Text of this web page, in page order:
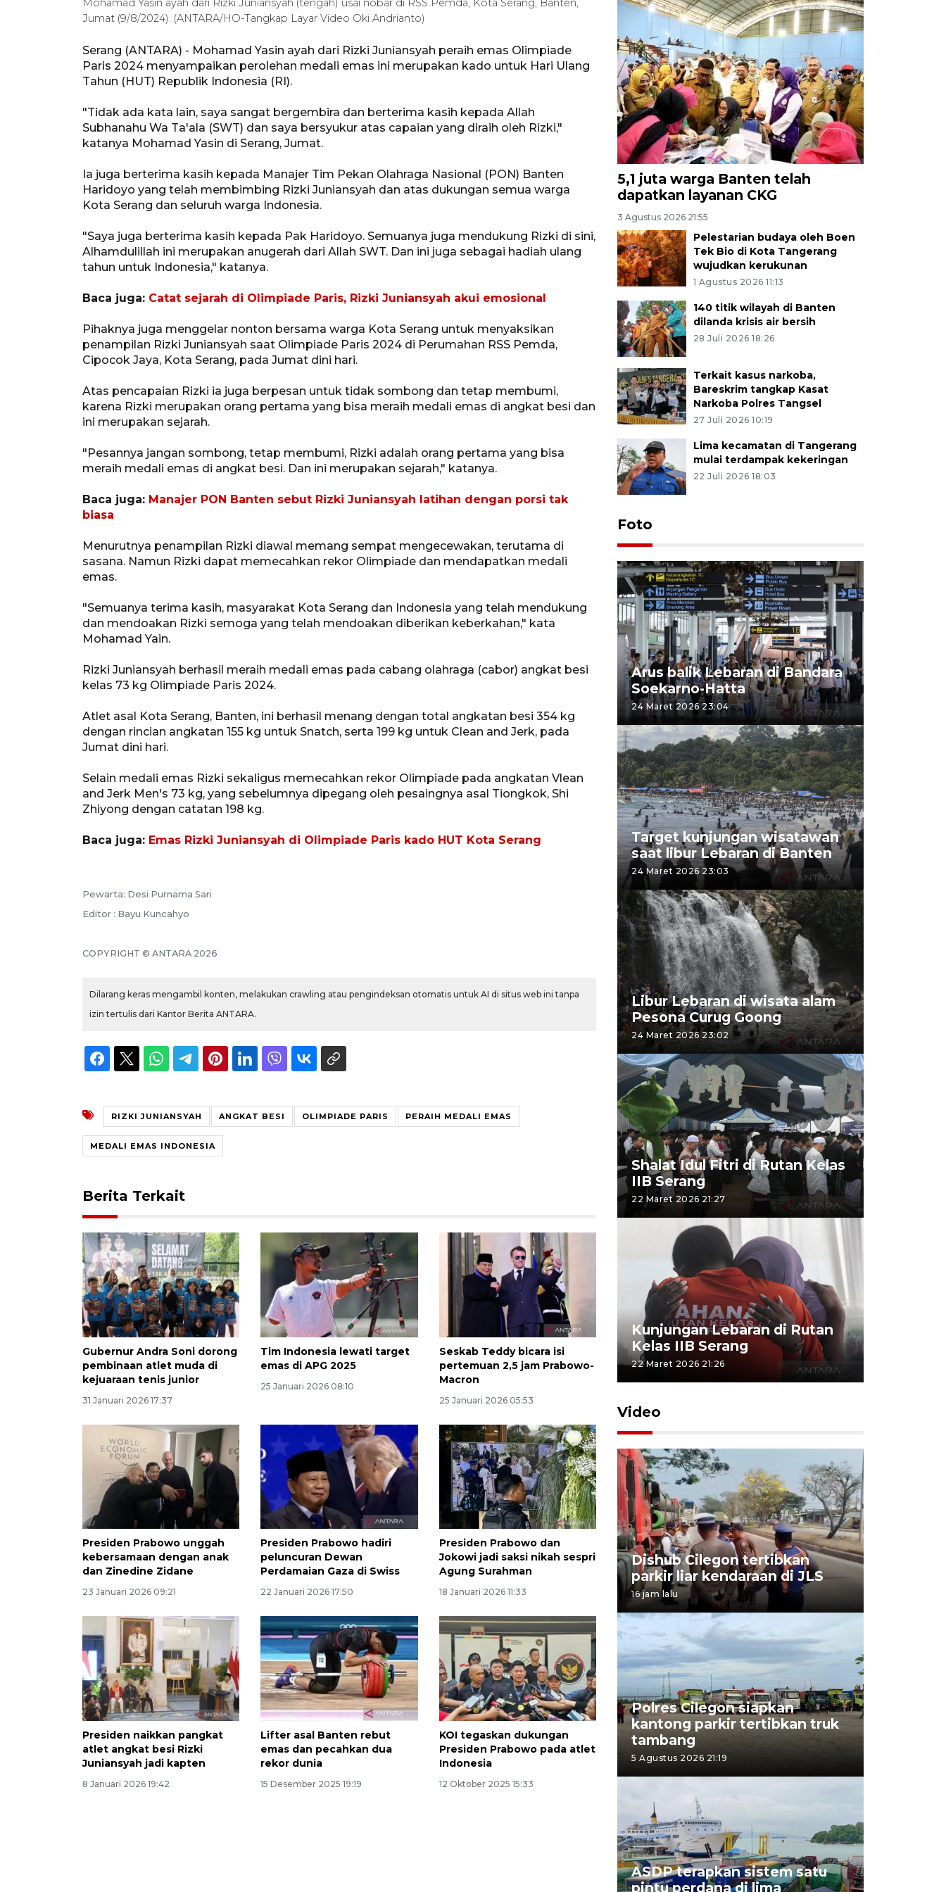
Mohamad Yasin ayah dari Rizki Juniansyah (tengah) usai nobar di RSS Pemda, Kota Serang, Banten,
Jumat (9/8/2024). (ANTARA/HO-Tangkap Layar Video Oki Andrianto)
Serang (ANTARA) - Mohamad Yasin ayah dari Rizki Juniansyah peraih emas Olimpiade
Paris 2024 menyampaikan perolehan medali emas ini merupakan kado untuk Hari Ulang
Tahun (HUT) Republik Indonesia (RI).
"Tidak ada kata lain, saya sangat bergembira dan berterima kasih kepada Allah
Subhanahu Wa Ta'ala (SWT) dan saya bersyukur atas capaian yang diraih oleh Rizki,"
katanya Mohamad Yasin di Serang, Jumat.
Ia juga berterima kasih kepada Manajer Tim Pekan Olahraga Nasional (PON) Banten
Haridoyo yang telah membimbing Rizki Juniansyah dan atas dukungan semua warga
Kota Serang dan seluruh warga Indonesia.
"Saya juga berterima kasih kepada Pak Haridoyo. Semuanya juga mendukung Rizki di sini,
Alhamdulillah ini merupakan anugerah dari Allah SWT. Dan ini juga sebagai hadiah ulang
tahun untuk Indonesia," katanya.
Baca juga: Catat sejarah di Olimpiade Paris, Rizki Juniansyah akui emosional
Pihaknya juga menggelar nonton bersama warga Kota Serang untuk menyaksikan
penampilan Rizki Juniansyah saat Olimpiade Paris 2024 di Perumahan RSS Pemda,
Cipocok Jaya, Kota Serang, pada Jumat dini hari.
Atas pencapaian Rizki ia juga berpesan untuk tidak sombong dan tetap membumi,
karena Rizki merupakan orang pertama yang bisa meraih medali emas di angkat besi dan
ini merupakan sejarah.
"Pesannya jangan sombong, tetap membumi, Rizki adalah orang pertama yang bisa
meraih medali emas di angkat besi. Dan ini merupakan sejarah," katanya.
Baca juga: Manajer PON Banten sebut Rizki Juniansyah latihan dengan porsi tak
biasa
Menurutnya penampilan Rizki diawal memang sempat mengecewakan, terutama di
sasana. Namun Rizki dapat memecahkan rekor Olimpiade dan mendapatkan medali
emas.
"Semuanya terima kasih, masyarakat Kota Serang dan Indonesia yang telah mendukung
dan mendoakan Rizki semoga yang telah mendoakan diberikan keberkahan," kata
Mohamad Yain.
Rizki Juniansyah berhasil meraih medali emas pada cabang olahraga (cabor) angkat besi
kelas 73 kg Olimpiade Paris 2024.
Atlet asal Kota Serang, Banten, ini berhasil menang dengan total angkatan besi 354 kg
dengan rincian angkatan 155 kg untuk Snatch, serta 199 kg untuk Clean and Jerk, pada
Jumat dini hari.
Selain medali emas Rizki sekaligus memecahkan rekor Olimpiade pada angkatan Vlean
and Jerk Men's 73 kg, yang sebelumnya dipegang oleh pesaingnya asal Tiongkok, Shi
Zhiyong dengan catatan 198 kg.
Baca juga: Emas Rizki Juniansyah di Olimpiade Paris kado HUT Kota Serang
Pewarta: Desi Purnama Sari
Editor : Bayu Kuncahyo
COPYRIGHT © ANTARA 2026
Dilarang keras mengambil konten, melakukan crawling atau pengindeksan otomatis untuk AI di situs web ini tanpa
izin tertulis dari Kantor Berita ANTARA.
RIZKI JUNIANSYAH ANGKAT BESI OLIMPIADE PARIS PERAIH MEDALI EMAS
MEDALI EMAS INDONESIA
Berita Terkait
Gubernur Andra Soni dorong
pembinaan atlet muda di
kejuaraan tenis junior
31 Januari 2026 17:37
Tim Indonesia lewati target
emas di APG 2025
25 Januari 2026 08:10
Seskab Teddy bicara isi
pertemuan 2,5 jam Prabowo-
Macron
25 Januari 2026 05:53
Presiden Prabowo unggah
kebersamaan dengan anak
dan Zinedine Zidane
23 Januari 2026 09:21
Presiden Prabowo hadiri
peluncuran Dewan
Perdamaian Gaza di Swiss
22 Januari 2026 17:50
Presiden Prabowo dan
Jokowi jadi saksi nikah sespri
Agung Surahman
18 Januari 2026 11:33
Presiden naikkan pangkat
atlet angkat besi Rizki
Juniansyah jadi kapten
8 Januari 2026 19:42
Lifter asal Banten rebut
emas dan pecahkan dua
rekor dunia
15 Desember 2025 19:19
KOI tegaskan dukungan
Presiden Prabowo pada atlet
Indonesia
12 Oktober 2025 15:33
5,1 juta warga Banten telah
dapatkan layanan CKG
3 Agustus 2026 21:55
Pelestarian budaya oleh Boen
Tek Bio di Kota Tangerang
wujudkan kerukunan
1 Agustus 2026 11:13
140 titik wilayah di Banten
dilanda krisis air bersih
28 Juli 2026 18:26
Terkait kasus narkoba,
Bareskrim tangkap Kasat
Narkoba Polres Tangsel
27 Juli 2026 10:19
Lima kecamatan di Tangerang
mulai terdampak kekeringan
22 Juli 2026 18:03
Foto
Arus balik Lebaran di Bandara
Soekarno-Hatta
24 Maret 2026 23:04
Target kunjungan wisatawan
saat libur Lebaran di Banten
24 Maret 2026 23:03
Libur Lebaran di wisata alam
Pesona Curug Goong
24 Maret 2026 23:02
Shalat Idul Fitri di Rutan Kelas
IIB Serang
22 Maret 2026 21:27
Kunjungan Lebaran di Rutan
Kelas IIB Serang
22 Maret 2026 21:26
Video
Dishub Cilegon tertibkan
parkir liar kendaraan di JLS
16 jam lalu
Polres Cilegon siapkan
kantong parkir tertibkan truk
tambang
5 Agustus 2026 21:19
ASDP terapkan sistem satu
pintu perdana di lima